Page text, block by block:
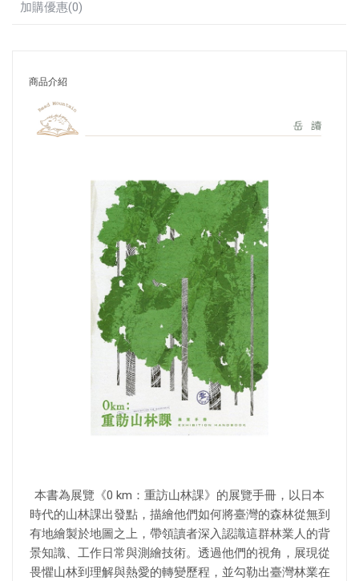
加購優惠(0)
商品介紹
本書為展覽《0 km：重訪山林課》的展覽手冊，以日本
時代的山林課出發點，描繪他們如何將臺灣的森林從無到
有地繪製於地圖之上，帶領讀者深入認識這群林業人的背
景知識、工作日常與測繪技術。透過他們的視角，展現從
畏懼山林到理解與熱愛的轉變歷程，並勾勒出臺灣林業在